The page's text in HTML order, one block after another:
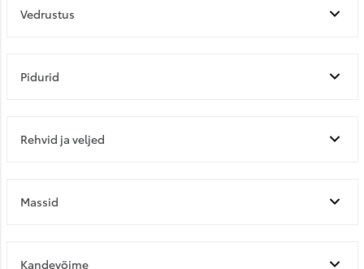
Vedrustus
Pidurid
Rehvid ja veljed
Massid
Kandevõime